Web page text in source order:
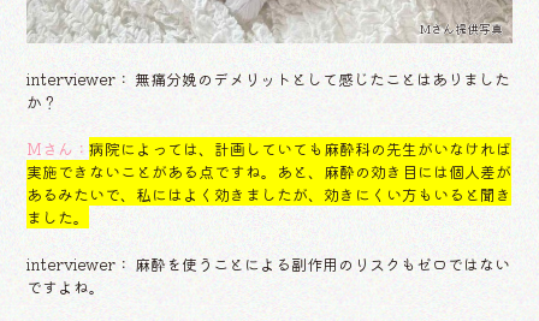
Mさん提供写真
interviewer： 無痛分娩のデメリットとして感じたことはありました
か？
Mさん：病院によっては、計画していても麻酔科の先生がいなければ
実施できないことがある点ですね。あと、麻酔の効き目には個人差が
あるみたいで、私にはよく効きましたが、効きにくい方もいると聞き
ました。
interviewer： 麻酔を使うことによる副作用のリスクもゼロではない
ですよね。